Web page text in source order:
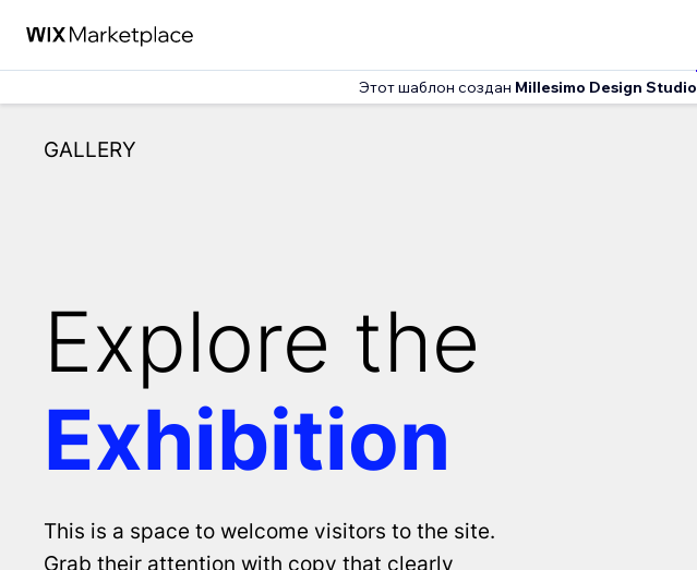
Этот шаблон создан Millesimo Design Studio